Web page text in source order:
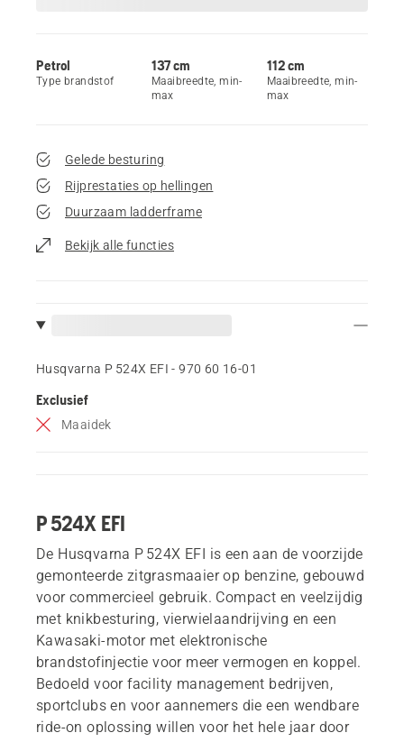
Petrol
Type brandstof
137 cm
Maaibreedte, min-
max
112 cm
Maaibreedte, min-
max
Gelede besturing
Rijprestaties op hellingen
Duurzaam ladderframe
Bekijk alle functies
Husqvarna P 524X EFI - 970 60 16‑01
Exclusief
Maaidek
P 524X EFI
De Husqvarna P 524X EFI is een aan de voorzijde
gemonteerde zitgrasmaaier op benzine, gebouwd
voor commercieel gebruik. Compact en veelzijdig
met knikbesturing, vierwielaandrijving en een
Kawasaki-motor met elektronische
brandstofinjectie voor meer vermogen en koppel.
Bedoeld voor facility management bedrijven,
sportclubs en voor aannemers die een wendbare
ride-on oplossing willen voor het hele jaar door